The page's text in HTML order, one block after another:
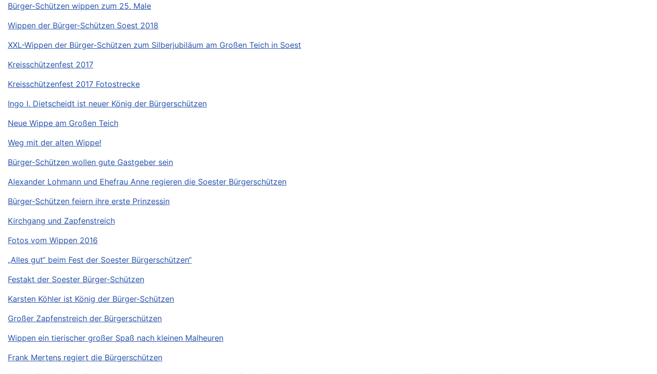
Bürger-Schützen wippen zum 25. Male
Wippen der Bürger-Schützen Soest 2018
XXL-Wippen der Bürger-Schützen zum Silberjubiläum am Großen Teich in Soest
Kreisschützenfest 2017
Kreisschützenfest 2017 Fotostrecke
Ingo I. Dietscheidt ist neuer König der Bürgerschützen
Neue Wippe am Großen Teich
Weg mit der alten Wippe!
Bürger-Schützen wollen gute Gastgeber sein
Alexander Lohmann und Ehefrau Anne regieren die Soester Bürgerschützen
Bürger-Schützen feiern ihre erste Prinzessin
Kirchgang und Zapfenstreich
Fotos vom Wippen 2016
„Alles gut“ beim Fest der Soester Bürgerschützen“
Festakt der Soester Bürger-Schützen
Karsten Köhler ist König der Bürger-Schützen
Großer Zapfenstreich der Bürgerschützen
Wippen ein tierischer großer Spaß nach kleinen Malheuren
Frank Mertens regiert die Bürgerschützen